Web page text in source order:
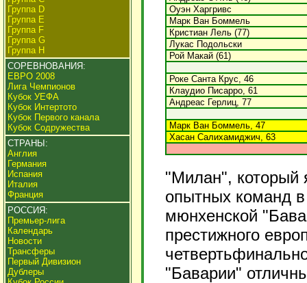
Группа D
Группа E
Группа F
Группа G
Группа H
СОРЕВНОВАНИЯ:
ЕВРО 2008
Лига Чемпионов
Кубок УЕФА
Кубок Интертото
Кубок Первого канала
Кубок Содружества
СТРАНЫ:
Англия
Германия
Испания
Италия
Франция
РОССИЯ:
Премьер-лига
Календарь
Новости
Трансферы
Первый Дивизион
Дублеры
Оуэн Харгривс
Марк Ван Боммель
Кристиан Лель (77)
Лукас Подольски
Рой Макай (61)
Роке Санта Крус, 46
Клаудио Писарро, 61
Андреас Герлиц, 77
Марк Ван Боммель, 47
Хасан Салихамиджич, 63
"Милан", который
опытных команд
мюнхенской
престижного
"Баварии"